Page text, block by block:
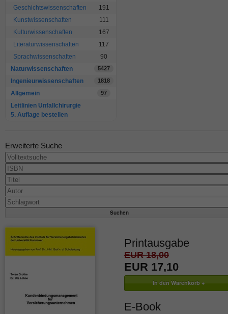
Geschichtswissenschaften
191
Kunstwissenschaften
111
Kulturwissenschaften
167
Literaturwissenschaften
117
Sprachwissenschaften
90
Naturwissenschaften
5427
Ingenieurwissenschaften 1818
Allgemein 97
Leitlinien Unfallchirurgie
5. Auflage bestellen
Erweiterte Suche
Printausgabe
EUR 18,00
EUR 17,10
E-Book